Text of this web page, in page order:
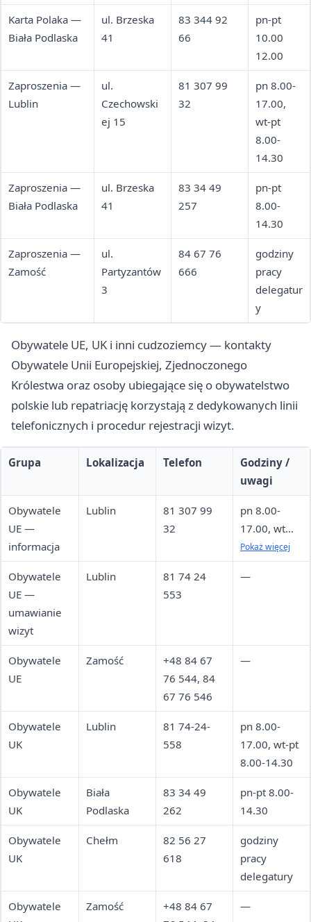
Karta Polaka —
Biała Podlaska
ul. Brzeska
41
83 344 92
66
pn-pt
10.00
12.00
Zaproszenia —
Lublin
ul.
Czechowski
ej 15
81 307 99
32
pn 8.00-
17.00,
wt-pt
8.00-
14.30
Zaproszenia —
Biała Podlaska
ul. Brzeska
41
83 34 49
257
pn-pt
8.00-
14.30
Zaproszenia —
Zamość
ul.
Partyzantów
3
84 67 76
666
godziny
pracy
delegatur
y
Obywatele UE, UK i inni cudzoziemcy — kontakty
Obywatele Unii Europejskiej, Zjednoczonego
Królestwa oraz osoby ubiegające się o obywatelstwo
polskie lub repatriację korzystają z dedykowanych linii
telefonicznych i procedur rejestracji wizyt.
Grupa Lokalizacja Telefon
Godziny /
uwagi
Obywatele
UE —
informacja
Lublin
81 307 99
32
pn 8.00-
17.00, wt
8.00-15.00,
śr 8.30-
15.00, czw-
Pokaż więcej
Obywatele
UE —
umawianie
wizyt
Lublin
81 74 24
553
—
Obywatele
UE
Zamość
+48 84 67
76 544, 84
67 76 546
—
Obywatele
UK
Lublin
81 74-24-
558
pn 8.00-
17.00, wt-pt
8.00-14.30
Obywatele
UK
Biała
Podlaska
83 34 49
262
pn-pt 8.00-
14.30
Obywatele
UK
Chełm
82 56 27
618
godziny
pracy
delegatury
Obywatele
Zamość
+48 84 67
—